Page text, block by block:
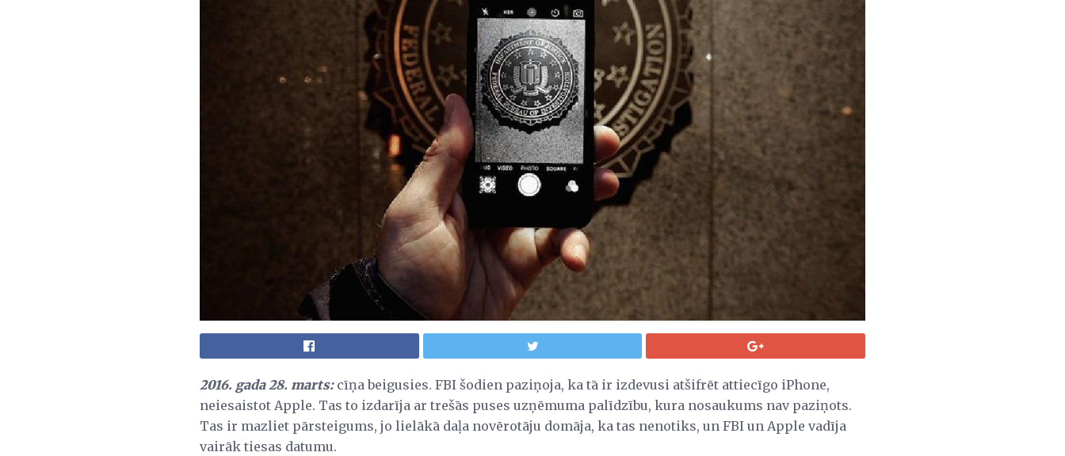
2016. gada 28. marts:cīņa beigusies. FBI šodien paziņoja, ka tā ir izdevusi atšifrēt attiecīgo iPhone,
neiesaistot Apple. Tas to izdarīja ar trešās puses uzņēmuma palīdzību, kura nosaukums nav paziņots.
Tas ir mazliet pārsteigums, jo lielākā daļa novērotāju domāja, ka tas nenotiks, un FBI un Apple vadīja
vairāk tiesas datumu.